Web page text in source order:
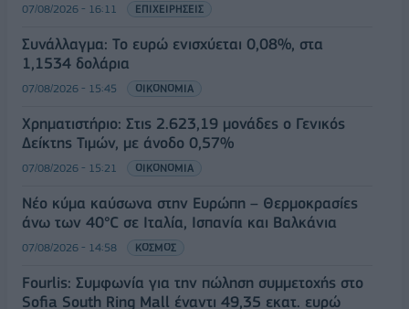
07/08/2026 - 16:11 ΕΠΙΧΕΙΡΗΣΕΙΣ
Συνάλλαγμα: Το ευρώ ενισχύεται 0,08%, στα
1,1534 δολάρια
07/08/2026 - 15:45 ΟΙΚΟΝΟΜΙΑ
Χρηματιστήριο: Στις 2.623,19 μονάδες ο Γενικός
Δείκτης Τιμών, με άνοδο 0,57%
07/08/2026 - 15:21 ΟΙΚΟΝΟΜΙΑ
Νέο κύμα καύσωνα στην Ευρώπη – Θερμοκρασίες
άνω των 40°C σε Ιταλία, Ισπανία και Βαλκάνια
07/08/2026 - 14:58 ΚΟΣΜΟΣ
Fourlis: Συμφωνία για την πώληση συμμετοχής στο
Sofia South Ring Mall έναντι 49,35 εκατ. ευρώ